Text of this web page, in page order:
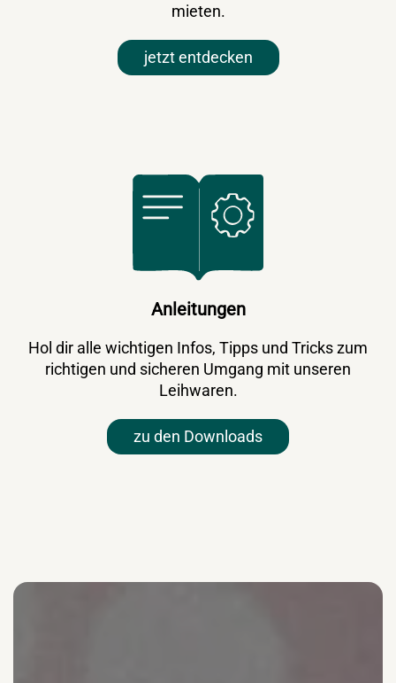
mieten.
jetzt entdecken
Anleitungen
Hol dir alle wichtigen Infos, Tipps und Tricks zum
richtigen und sicheren Umgang mit unseren
Leihwaren.
zu den Downloads